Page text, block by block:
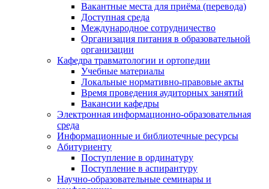
Вакантные места для приёма (перевода)
Доступная среда
Международное сотрудничество
Организация питания в образовательной
организации
Кафедра травматологии и ортопедии
Учебные материалы
Локальные нормативно-правовые акты
Время проведения аудиторных занятий
Вакансии кафедры
Электронная информационно-образовательная
среда
Информационные и библиотечные ресурсы
Абитуриенту
Поступление в ординатуру
Поступление в аспирантуру
Научно-образовательные семинары и